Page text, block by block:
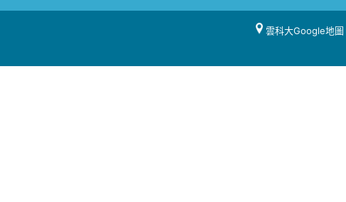
雲科大Google地圖